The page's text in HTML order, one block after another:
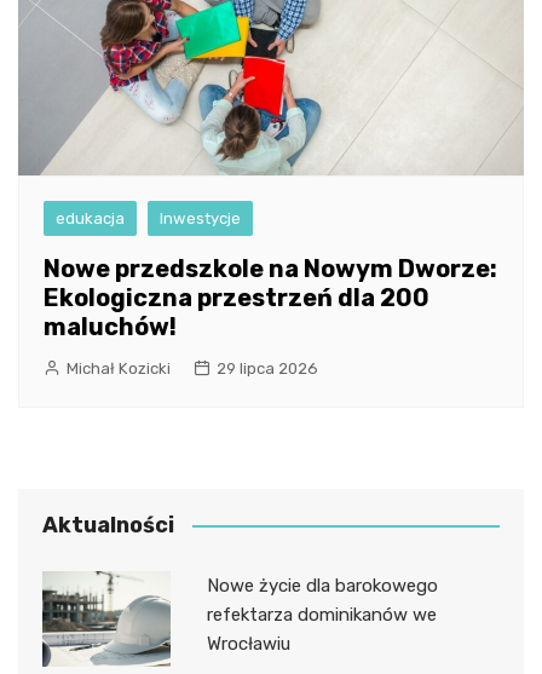
edukacja Inwestycje
Nowe przedszkole na Nowym Dworze:
Ekologiczna przestrzeń dla 200
maluchów!
Michał Kozicki 29 lipca 2026
Aktualności
Nowe życie dla barokowego
refektarza dominikanów we
Wrocławiu